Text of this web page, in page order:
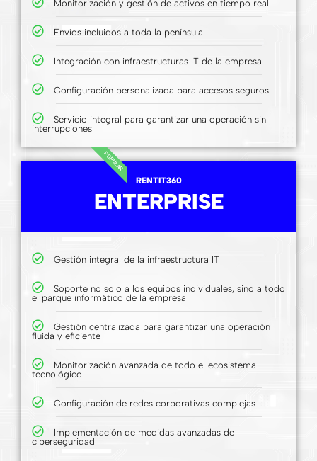
Monitorización y gestión de activos en tiempo real
Envíos incluidos a toda la península.
Integración con infraestructuras IT de la empresa
Configuración personalizada para accesos seguros
Servicio integral para garantizar una operación sin
interrupciones
POPULAR
RENTIT360
ENTERPRISE
Gestión integral de la infraestructura IT
Soporte no solo a los equipos individuales, sino a todo
el parque informático de la empresa
Gestión centralizada para garantizar una operación
fluida y eficiente
Monitorización avanzada de todo el ecosistema
tecnológico
Configuración de redes corporativas complejas
Implementación de medidas avanzadas de
ciberseguridad